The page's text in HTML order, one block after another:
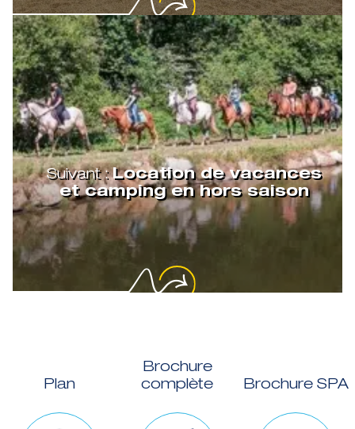
Suivant :Location de vacances
et camping en hors saison
Plan
Brochure
complète
Brochure SPA